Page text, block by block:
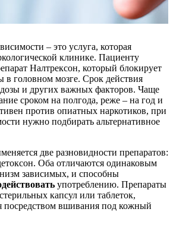
– это услуга, которая
клинике. Пациенту
Налтрексон, который блокирует
в головном мозге. Срок действия
дозы и других важных факторов. Чаще
сроком на полгода, реже – на год и
против опиатных наркотиков, при
нужно подбирать альтернативное
две разновидности препаратов:
Оба отличаются одинаковым
зависимых, и способны
употреблению. Препараты
капсул или таблеток,
посредством вшивания под кожный